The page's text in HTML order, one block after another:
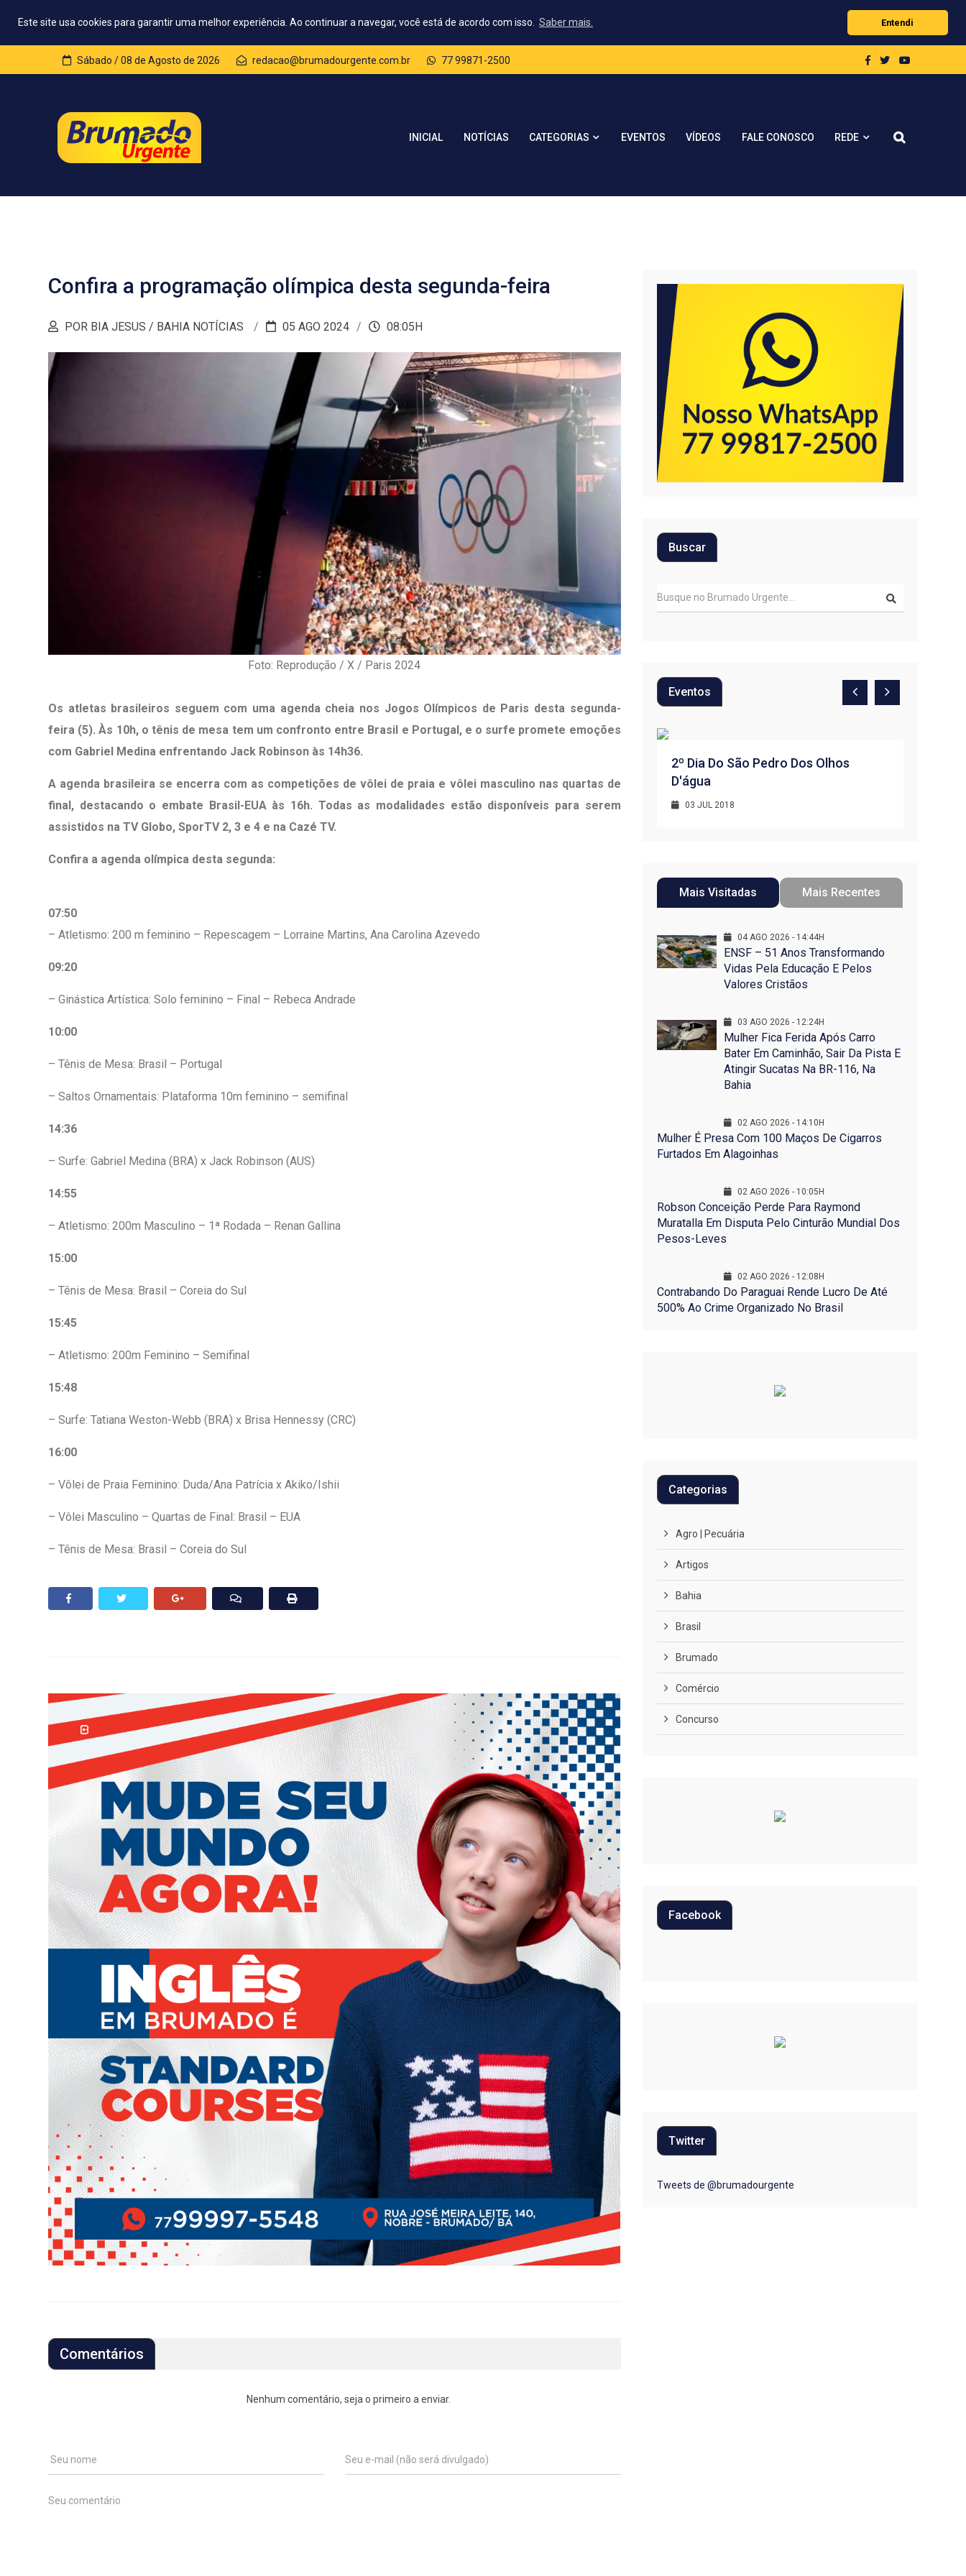
Este site usa cookies para garantir uma melhor experiência. Ao continuar a navegar, você está de acordo com isso. Saber mais. Entendi
Sábado / 08 de Agosto de 2026 redacao@brumadourgente.com.br 77 99871-2500
INICIAL NOTÍCIAS CATEGORIAS EVENTOS VÍDEOS FALE CONOSCO REDE
Confira a programação olímpica desta segunda-feira
POR BIA JESUS / BAHIA NOTÍCIAS 05 AGO 2024 08:05H
Foto: Reprodução / X / Paris 2024
Os atletas brasileiros seguem com uma agenda cheia nos Jogos Olímpicos de Paris desta segunda-
feira (5). Às 10h, o tênis de mesa tem um confronto entre Brasil e Portugal, e o surfe promete emoções
com Gabriel Medina enfrentando Jack Robinson às 14h36.
A agenda brasileira se encerra com as competições de vôlei de praia e vôlei masculino nas quartas de
final, destacando o embate Brasil-EUA às 16h. Todas as modalidades estão disponíveis para serem
assistidos na TV Globo, SporTV 2, 3 e 4 e na Cazé TV.
Confira a agenda olímpica desta segunda:
07:50
– Atletismo: 200 m feminino – Repescagem – Lorraine Martins, Ana Carolina Azevedo
09:20
– Ginástica Artística: Solo feminino – Final – Rebeca Andrade
10:00
– Tênis de Mesa: Brasil – Portugal
– Saltos Ornamentais: Plataforma 10m feminino – semifinal
14:36
– Surfe: Gabriel Medina (BRA) x Jack Robinson (AUS)
14:55
– Atletismo: 200m Masculino – 1ª Rodada – Renan Gallina
15:00
– Tênis de Mesa: Brasil – Coreia do Sul
15:45
– Atletismo: 200m Feminino – Semifinal
15:48
– Surfe: Tatiana Weston-Webb (BRA) x Brisa Hennessy (CRC)
16:00
– Vôlei de Praia Feminino: Duda/Ana Patrícia x Akiko/Ishii
– Vôlei Masculino – Quartas de Final: Brasil – EUA
– Tênis de Mesa: Brasil – Coreia do Sul
Comentários
Nenhum comentário, seja o primeiro a enviar.
Buscar
Eventos
D’água
01 JUL 2018
CENTER Em Brumado
09 JAN 2018
2º Dia Do São Pedro Dos Olhos
D'água
03 JUL 2018
Mais Visitadas Mais Recentes
04 AGO 2026 - 14:44H
ENSF – 51 Anos Transformando
Vidas Pela Educação E Pelos
Valores Cristãos
03 AGO 2026 - 12:24H
Mulher Fica Ferida Após Carro
Bater Em Caminhão, Sair Da Pista E
Atingir Sucatas Na BR-116, Na
Bahia
02 AGO 2026 - 14:10H
Mulher É Presa Com 100 Maços De Cigarros
Furtados Em Alagoinhas
02 AGO 2026 - 10:05H
Robson Conceição Perde Para Raymond
Muratalla Em Disputa Pelo Cinturão Mundial Dos
Pesos-Leves
02 AGO 2026 - 12:08H
Contrabando Do Paraguai Rende Lucro De Até
500% Ao Crime Organizado No Brasil
Categorias
Agro | Pecuária
Artigos
Bahia
Brasil
Brumado
Comércio
Concurso
Editoriais
Mundo
Facebook
Twitter
Tweets de @brumadourgente